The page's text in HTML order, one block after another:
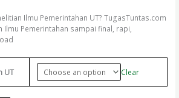
Ilmu Pemerintahan UT? TugasTuntas.com
Ilmu Pemerintahan sampai final, rapi,
UT Clear